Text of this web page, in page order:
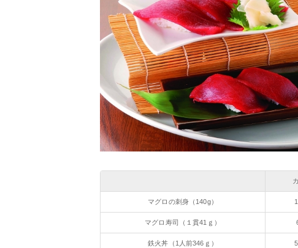
マグロの刺身（140g）
マグロ寿司（１貫41ｇ）
鉄火丼（1人前346ｇ）